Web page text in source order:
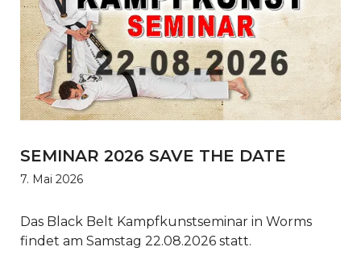
SEMINAR 2026 SAVE THE DATE
7. Mai 2026
Das Black Belt Kampfkunstseminar in Worms
findet am Samstag 22.08.2026 statt.